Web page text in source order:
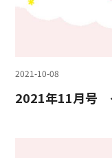
2021-10-08
2021年11月号